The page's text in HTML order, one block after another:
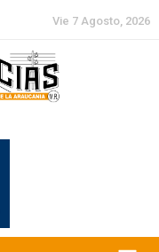
Vie 7 Agosto, 2026